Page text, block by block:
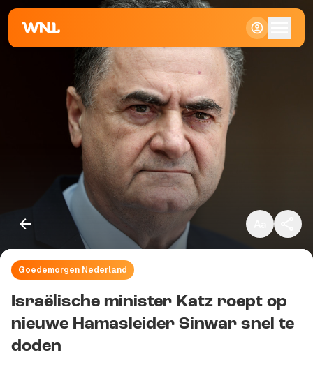
Klein
Standaard
Goedemorgen Nederland
Israëlische minister Katz roept op
nieuwe Hamasleider Sinwar snel te
doden